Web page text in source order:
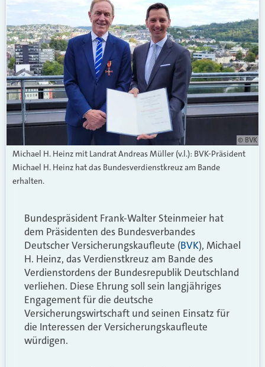
© BVK
Michael H. Heinz mit Landrat Andreas Müller (v.l.): BVK-Präsident
Michael H. Heinz hat das Bundesverdienstkreuz am Bande
erhalten.
Bundespräsident Frank-Walter Steinmeier hat
dem Präsidenten des Bundesverbandes
Deutscher Versicherungskaufleute (BVK), Michael
H. Heinz, das Verdienstkreuz am Bande des
Verdienstordens der Bundesrepublik Deutschland
verliehen. Diese Ehrung soll sein langjähriges
Engagement für die deutsche
Versicherungswirtschaft und seinen Einsatz für
die Interessen der Versicherungskaufleute
würdigen.